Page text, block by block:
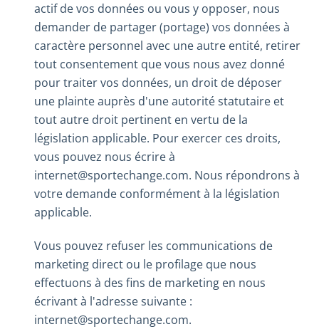
actif de vos données ou vous y opposer, nous
demander de partager (portage) vos données à
caractère personnel avec une autre entité, retirer
tout consentement que vous nous avez donné
pour traiter vos données, un droit de déposer
une plainte auprès d'une autorité statutaire et
tout autre droit pertinent en vertu de la
législation applicable. Pour exercer ces droits,
vous pouvez nous écrire à
internet@sportechange.com. Nous répondrons à
votre demande conformément à la législation
applicable.
Vous pouvez refuser les communications de
marketing direct ou le profilage que nous
effectuons à des fins de marketing en nous
écrivant à l'adresse suivante :
internet@sportechange.com.